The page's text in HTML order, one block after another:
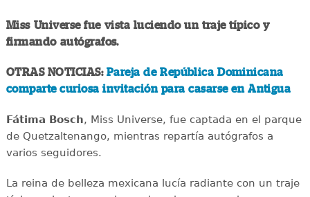
Miss Universe fue vista luciendo un traje típico y
firmando autógrafos.
OTRAS NOTICIAS: Pareja de República Dominicana
comparte curiosa invitación para casarse en Antigua
Fátima Bosch, Miss Universe, fue captada en el parque
de Quetzaltenango, mientras repartía autógrafos a
varios seguidores.
La reina de belleza mexicana lucía radiante con un traje